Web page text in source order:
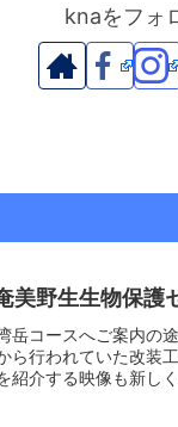
knaをフォ
美野生生物保護
岳コースへご案内の
ら行われていた改装
紹介する映像も新し